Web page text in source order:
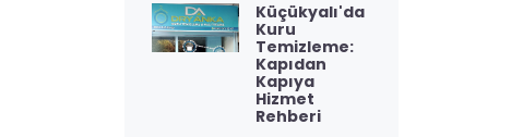
Küçükyalı'da
Kuru
Temizleme:
Kapıdan
Kapıya
Hizmet
Rehberi